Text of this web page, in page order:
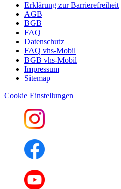
Erklärung zur Barrierefreiheit
AGB
BGB
FAQ
Datenschutz
FAQ vhs-Mobil
BGB vhs-Mobil
Impressum
Sitemap
Cookie Einstellungen